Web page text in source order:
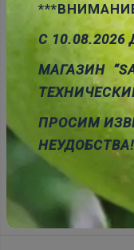
С 10.08.2026
МАГАЗИН
ПРОСИМ